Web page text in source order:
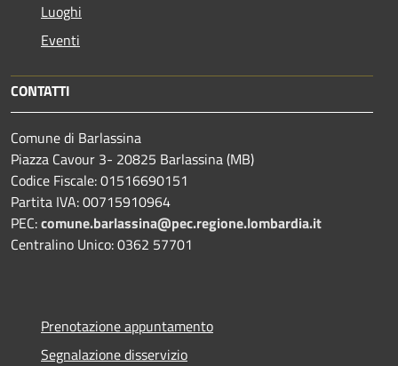
Luoghi
Eventi
CONTATTI
Comune di Barlassina
Piazza Cavour 3- 20825 Barlassina (MB)
Codice Fiscale: 01516690151
Partita IVA: 00715910964
PEC:comune.barlassina@pec.regione.lombardia.it
Centralino Unico: 0362 57701
Prenotazione appuntamento
Segnalazione disservizio